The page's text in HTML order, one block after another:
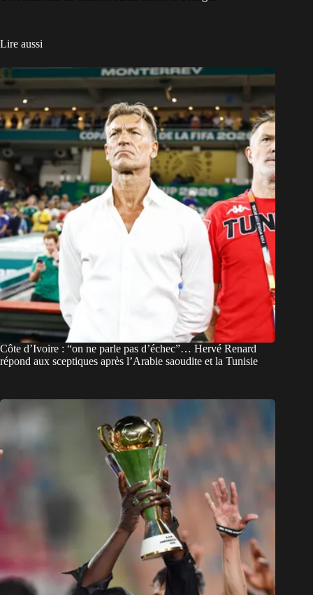
Lire aussi
Côte d’Ivoire : “on ne parle pas d’échec”… Hervé Renard
répond aux sceptiques après l’Arabie saoudite et la Tunisie